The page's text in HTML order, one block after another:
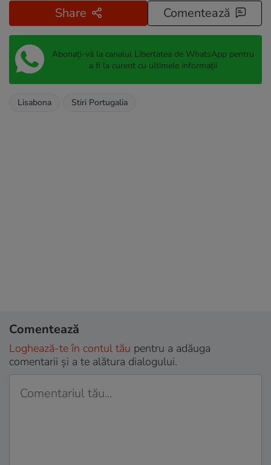
Share Comentează
Abonați-vă la canalul Libertatea de WhatsApp pentru
a fi la curent cu ultimele informații
Lisabona Stiri Portugalia
Comentează
Loghează-te în contul tău pentru a adăuga
comentarii și a te alătura dialogului.